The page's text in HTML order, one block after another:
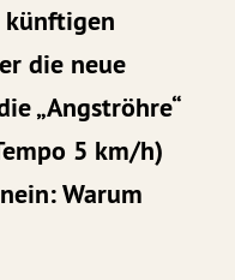
künftigen
die neue
„Angströhre“
5 km/h)
Warum